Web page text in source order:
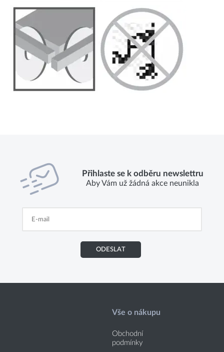
Přihlaste se k odběru newslettru
Aby Vám už žádná akce neunikla
ODESLAT
Vše o nákupu
Obchodní
podmínky